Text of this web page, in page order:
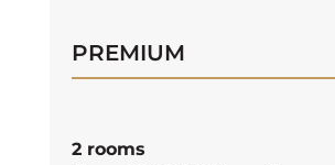
PREMIUM
2 rooms